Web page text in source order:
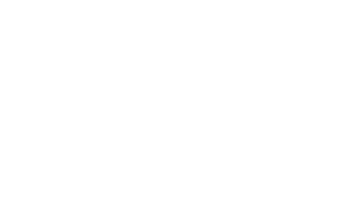
の道を提供することで未来がみえる。
と行動である。 教育の再構築は個々の意識から始まる。